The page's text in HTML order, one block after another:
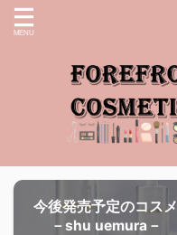
今後発売予定のコスメ
－shu uemura－